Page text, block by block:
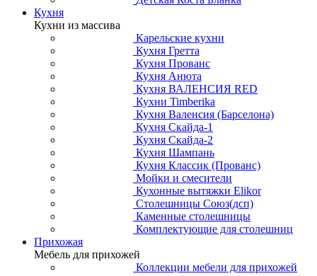
Кухня
Кухни из массива
Карельские кухни
Кухня Гретта
Кухня Прованс
Кухня Анюта
Кухня ВАЛЕНСИЯ RED
Кухни Timberika
Кухня Валенсия (Барселона)
Кухня Скайда-1
Кухня Скайда-2
Кухня Шампань
Кухня Классик (Прованс)
Мойки и смесители
Кухонные вытяжки Elikor
Столешницы Союз(дсп)
Каменные столешницы
Комплектующие для столешниц
Прихожая
Мебель для прихожей
Коллекции мебели для прихожей